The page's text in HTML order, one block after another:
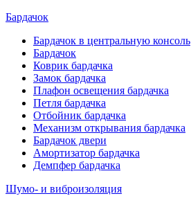
Бардачок
Бардачок в центральную консоль
Бардачок
Коврик бардачка
Замок бардачка
Плафон освещения бардачка
Петля бардачка
Отбойник бардачка
Механизм открывания бардачка
Бардачок двери
Амортизатор бардачка
Демпфер бардачка
Шумо- и виброизоляция